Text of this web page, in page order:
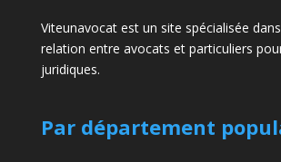
Viteunavocat est un site spécialisée
relation entre avocats et particuliers
juridiques.
Par département